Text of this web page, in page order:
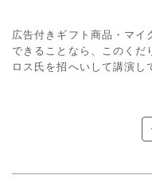
広告付きギフト商品・マイ
できることなら、このく
ロス氏を招へいして講演し